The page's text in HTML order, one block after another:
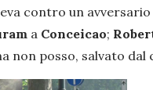
contro un
a Conceicao;
non posso, salvato dal